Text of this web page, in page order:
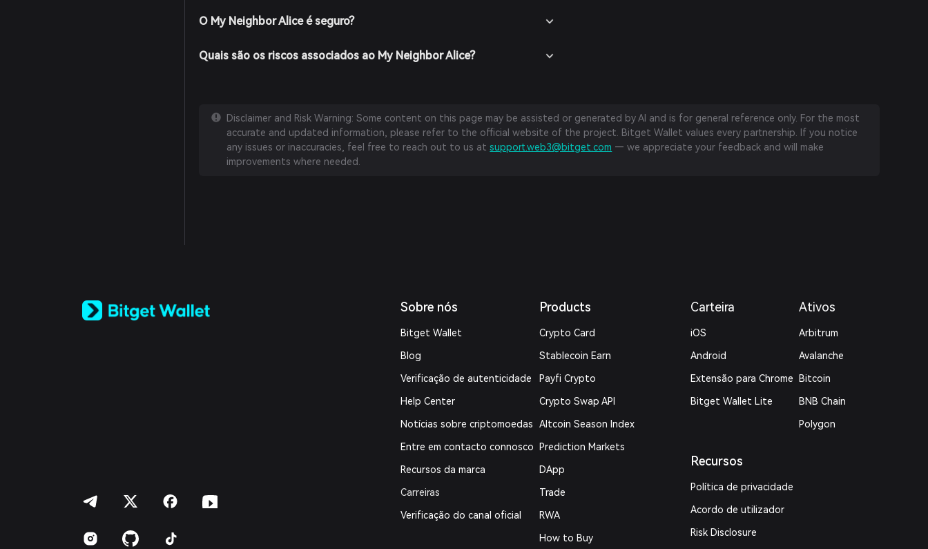
O My Neighbor Alice é seguro?
Quais são os riscos associados ao My Neighbor Alice?
Disclaimer and Risk Warning: Some content on this page may be assisted or generated by AI and is for general reference only. For the most
accurate and updated information, please refer to the official website of the project. Bitget Wallet values every partnership. If you notice
any issues or inaccuracies, feel free to reach out to us atsupport.web3@bitget.com — we appreciate your feedback and will make
improvements where needed.
Español (Latinoamérica)
Sobre nós
Bitget Wallet
Blog
Verificação de autenticidade
Help Center
Notícias sobre criptomoedas
Entre em contacto connosco
Recursos da marca
Carreiras
Verificação do canal oficial
Products
Crypto Card
Stablecoin Earn
Payfi Crypto
Crypto Swap API
Altcoin Season Index
Prediction Markets
DApp
Trade
RWA
How to Buy
Carteira
iOS
Android
Extensão para Chrome
Bitget Wallet Lite
Recursos
Política de privacidade
Acordo de utilizador
Risk Disclosure
Ativos
Arbitrum
Avalanche
Bitcoin
BNB Chain
Polygon